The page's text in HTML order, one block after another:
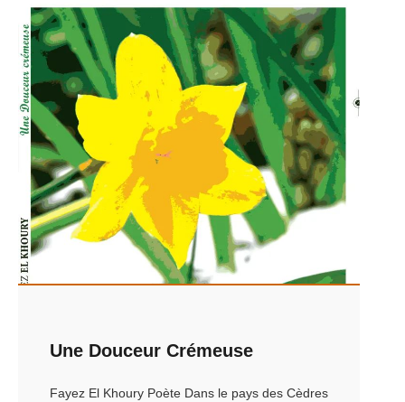
Une Douceur Crémeuse
Fayez El Khoury Poète Dans le pays des Cèdres